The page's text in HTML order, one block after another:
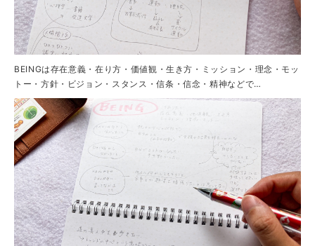
BEINGは存在意義・在り方・価値観・生き方・ミッション・理念・モッ
トー・方針・ビジョン・スタンス・信条・信念・精神などで…